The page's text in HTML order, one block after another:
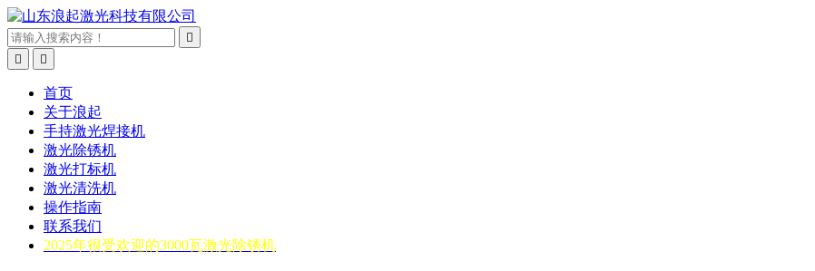



首页
关于浪起
手持激光焊接机
激光除锈机
激光打标机
激光清洗机
操作指南
联系我们
2025年很受欢迎的3000瓦激光除锈机